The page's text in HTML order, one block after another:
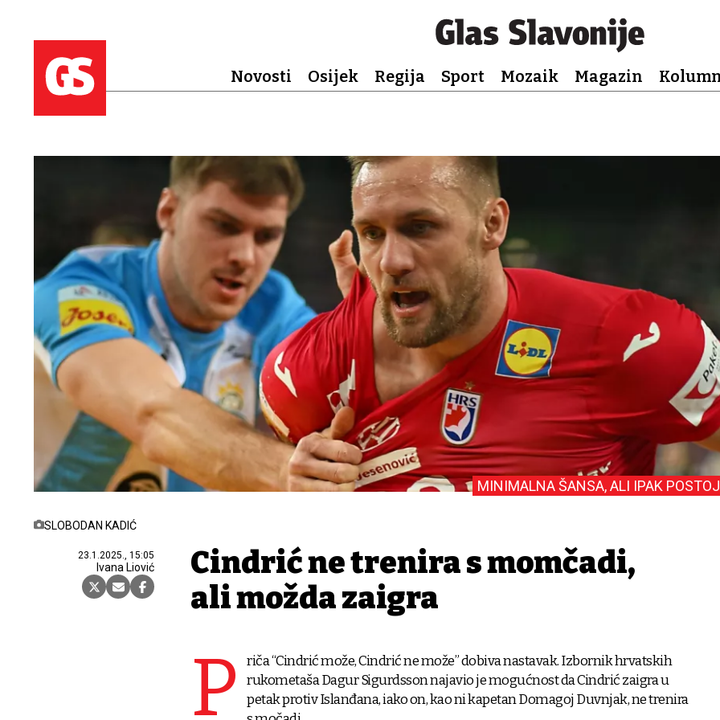
Novosti Osijek Regija Sport Mozaik Magazin
SLOBODAN KADIĆ
23.1.2025., 15:05
Ivana Liović
MINIMALNA ŠANSA, ALI IPAK
Cindrić ne trenira s momčadi,
ali možda zaigra
P
riča “Cindrić može, Cindrić ne može” dobiva nastavak. Izbornik hrvatskih
rukometaša Dagur Sigurdsson najavio je mogućnost da Cindrić zaigra u
petak protiv Islanđana, iako on, kao ni kapetan Domagoj Duvnjak, ne trenira